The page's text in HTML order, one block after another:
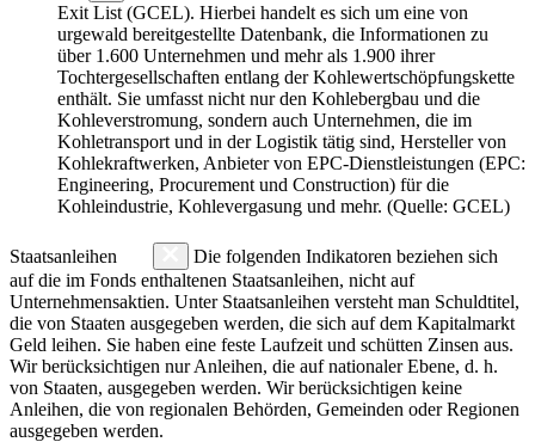
Exit List (GCEL). Hierbei handelt es sich um eine von
urgewald bereitgestellte Datenbank, die Informationen zu
über 1.600 Unternehmen und mehr als 1.900 ihrer
Tochtergesellschaften entlang der Kohlewertschöpfungskette
enthält. Sie umfasst nicht nur den Kohlebergbau und die
Kohleverstromung, sondern auch Unternehmen, die im
Kohletransport und in der Logistik tätig sind, Hersteller von
Kohlekraftwerken, Anbieter von EPC-Dienstleistungen (EPC:
Engineering, Procurement und Construction) für die
Kohleindustrie, Kohlevergasung und mehr. (Quelle: GCEL)
Staatsanleihen
Die folgenden Indikatoren beziehen sich
auf die im Fonds enthaltenen Staatsanleihen, nicht auf
Unternehmensaktien. Unter Staatsanleihen versteht man Schuldtitel,
die von Staaten ausgegeben werden, die sich auf dem Kapitalmarkt
Geld leihen. Sie haben eine feste Laufzeit und schütten Zinsen aus.
Wir berücksichtigen nur Anleihen, die auf nationaler Ebene, d. h.
von Staaten, ausgegeben werden. Wir berücksichtigen keine
Anleihen, die von regionalen Behörden, Gemeinden oder Regionen
ausgegeben werden.